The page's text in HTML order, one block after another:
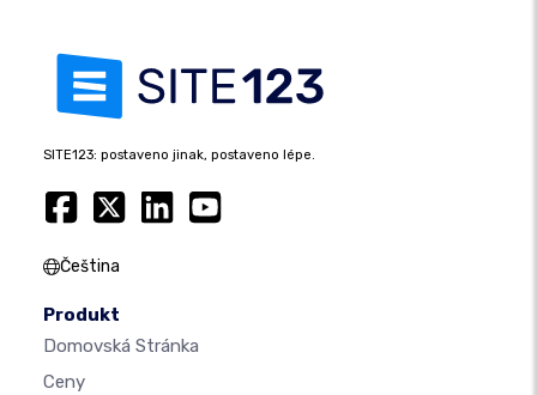
SITE123: postaveno jinak, postaveno lépe.
Čeština
Produkt
Domovská Stránka
Ceny